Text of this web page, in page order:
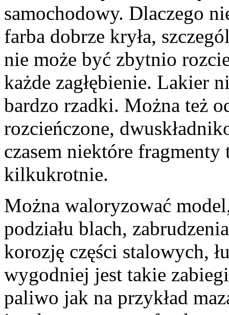
samochodowy. Dlaczego
farba dobrze kryła,
nie może być zbytnio
każde zagłębienie. Lakier
bardzo rzadki. Można też
rozcieńczone,
czasem niektóre fragmenty
kilkukrotnie.
Można waloryzować
podziału blach,
korozję części stalowych,
wygodniej jest takie
paliwo jak na przykład